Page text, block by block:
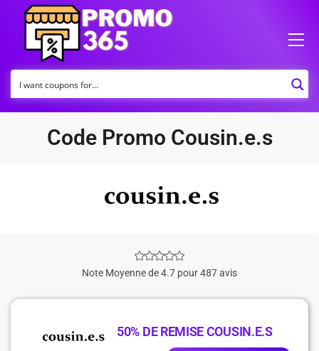
Code Promo Cousin.e.s
Note Moyenne de 4.7 pour 487 avis
50% DE REMISE COUSIN.E.S